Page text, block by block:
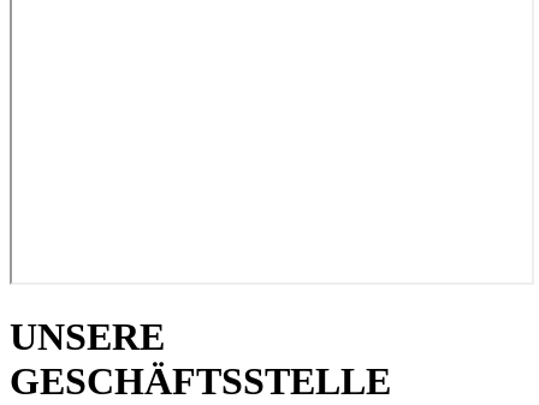
UNSERE
GESCHÄFTSSTELLE